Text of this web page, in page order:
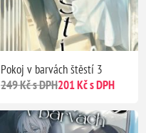
Pokoj v barvách štěstí 3
249 Kč s DPH201 Kč s DPH